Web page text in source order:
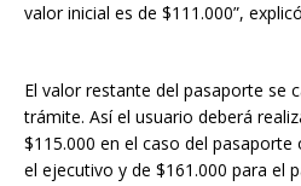
valor inicial es de $111.000”,
El valor restante del pasaporte se
trámite. Así el usuario deberá
$115.000 en el caso del pasaporte
el ejecutivo y de $161.000 para el